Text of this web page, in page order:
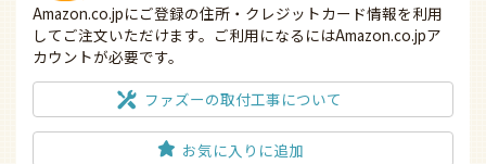
Amazon.co.jpにご登録の住所・クレジットカード情報を利用
してご注文いただけます。ご利用になるにはAmazon.co.jpア
カウントが必要です。
ファズーの取付工事について
お気に入りに追加